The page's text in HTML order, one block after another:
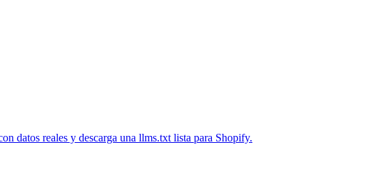
datos reales y descarga una llms.txt lista para Shopify.